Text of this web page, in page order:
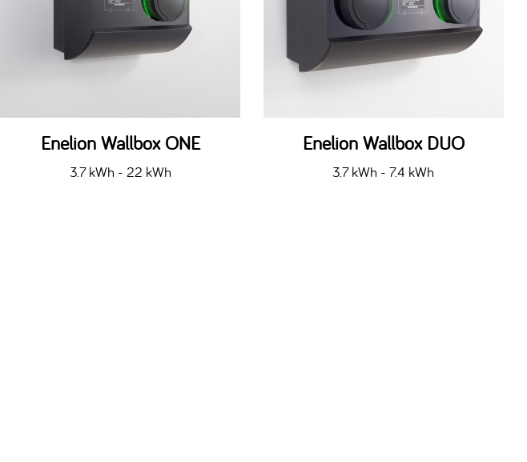
Enelion Wallbox ONE
3.7 kWh - 22 kWh
Enelion Wallbox DUO
3.7 kWh - 7.4 kWh